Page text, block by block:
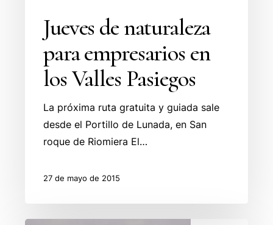
Jueves de naturaleza
para empresarios en
los Valles Pasiegos
La próxima ruta gratuita y guiada sale
desde el Portillo de Lunada, en San
roque de Riomiera El…
27 de mayo de 2015